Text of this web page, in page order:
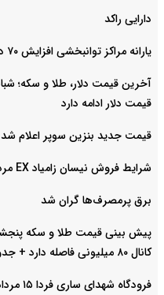
دارایی راکد
یارانه مراکز توانبخشی افزایش ۷۰ درصدی داشت
قیمت دلار ادامه دارد
قیمت جدید بنزین سوپر اعلام شد
شرایط فروش نیسان زامیاد EX مرداد ۱۴۰۵ اعلام شد
برق پرمصرف‌ها گران شد
کانال ۸۰ میلیونی فاصله دارد + جدول
فرودگاه شهدای ساری فردا ۱۵ مرداد ۱۴۰۵ تعطیل می‌شود